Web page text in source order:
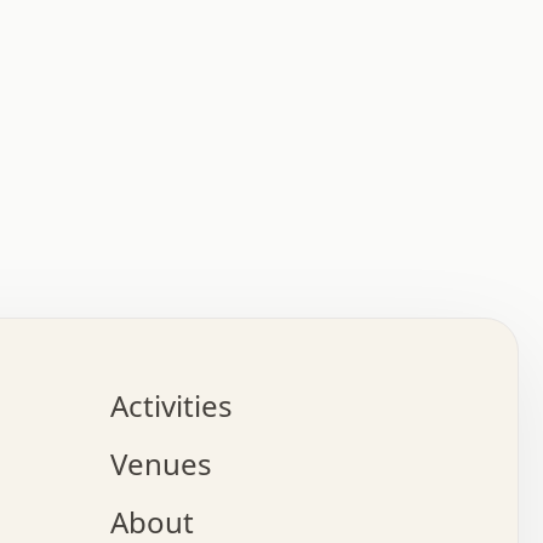
.   .   .   .   .   .   .   .   x   .   .   .   .
o   .   .   .   .   .   .   .   .   x   .   .   .
.   .   .   :   .   .   .   x   .   .   .   :   .
.   .   .   +   .   .   .   .   .   .   .   .   x
.   .   x   .   .   .   .   .   .   :   .   .   .
Activities
Venues
About